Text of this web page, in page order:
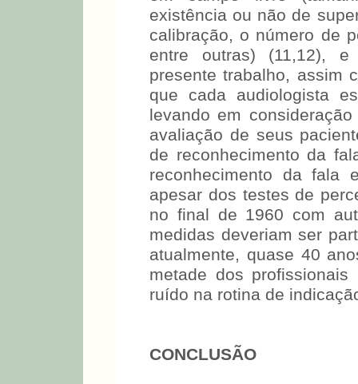
existência ou não de
calibração, o número de
entre outras) (11,12),
presente trabalho, assim
que cada audiologista
levando em
avaliação de seus
de reconhecimento da
reconhecimento da fala
apesar dos testes de
no final de 1960 com
medidas deveriam ser
atualmente, quase 40
metade dos
ruído na rotina de
CONCLUSÃO